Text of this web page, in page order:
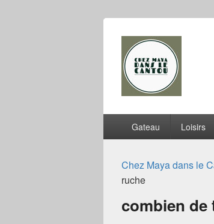
Chez
principalGateau Loisirs
Chez Maya dans le
ruche
combien de